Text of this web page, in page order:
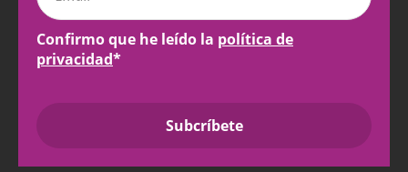
Confirmo que he leído la política de
privacidad*